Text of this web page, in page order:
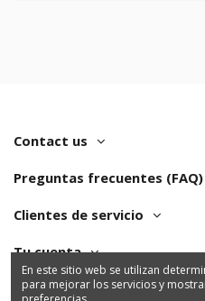
Contact us
Preguntas frecuentes (FAQ)
Clientes de servicio
Tu cuenta
En este sitio web se utilizan
para mejorar los servicios y